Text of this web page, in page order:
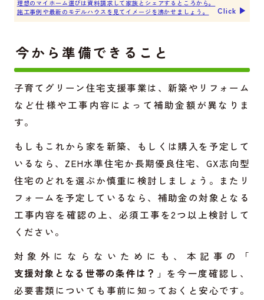
理想のマイホーム選びは資料請求して家族とシェアするところから。
施工事例や最新のモデルハウスを見てイメージを沸かせましょう。
Click ▶︎
今から準備できること
子育てグリーン住宅支援事業は、新築やリフォーム
など仕様や工事内容によって補助金額が異なりま
す。
もしもこれから家を新築、もしくは購入を予定して
いるなら、ZEH水準住宅か長期優良住宅、GX志向型
住宅のどれを選ぶか慎重に検討しましょう。またリ
フォームを予定しているなら、補助金の対象となる
工事内容を確認の上、必須工事を2つ以上検討して
ください。
対象外にならないためにも、本記事の「
支援対象となる世帯の条件は？ 」を今一度確認し、
必要書類についても事前に知っておくと安心です。